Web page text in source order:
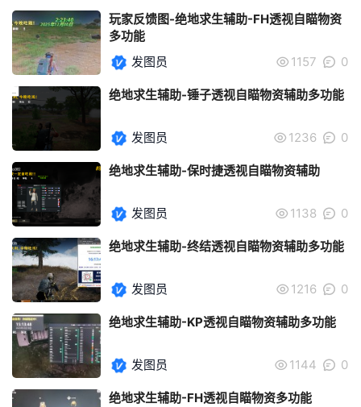
玩家反馈图-绝地求生辅助-FH透视自瞄物资
多功能
发图员
1157 0
绝地求生辅助-锤子透视自瞄物资辅助多功能
发图员 1236 0
绝地求生辅助-保时捷透视自瞄物资辅助
发图员 1138 0
绝地求生辅助-终结透视自瞄物资辅助多功能
发图员 1216 0
绝地求生辅助-KP透视自瞄物资辅助多功能
发图员 1144 0
绝地求生辅助-FH透视自瞄物资多功能